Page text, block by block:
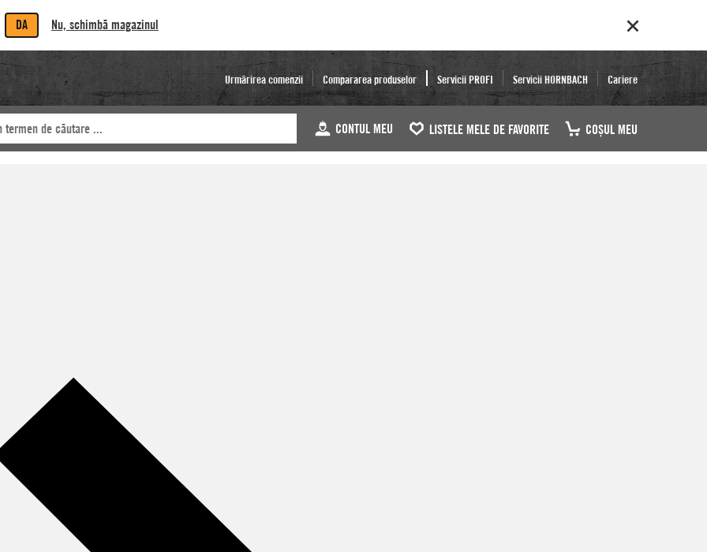
DA Nu, schimbă magazinul
Urmărirea comenzii Compararea produselor Servicii PROFI Servicii HORNBACH Cariere
CONTUL MEU LISTELE MELE DE FAVORITE COŞUL MEU